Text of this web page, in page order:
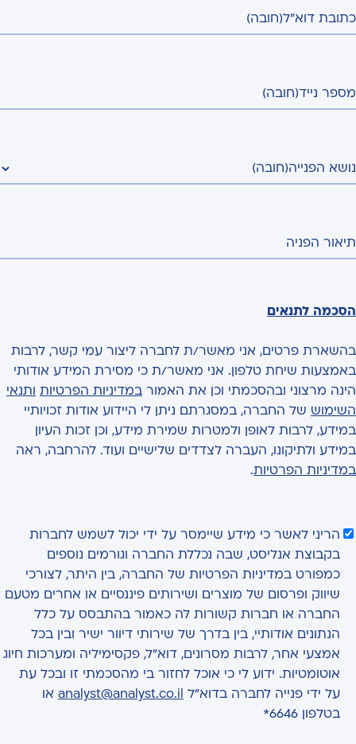
כתובת דוא"ל(חובה)
מספר נייד(חובה)
נושא הפנייה(חובה)
תיאור הפניה
הסכמה לתנאים
בהשארת פרטים, אני מאשר/ת לחברה ליצור עמי קשר, לרבות
באמצעות שיחת טלפון. אני מאשר/ת כי מסירת המידע אודותי
הינה מרצוני ובהסכמתי וכן את האמור במדיניות הפרטיות ותנאי
השימוש של החברה, במסגרתם ניתן לי היידוע אודות זכויותיי
במידע, לרבות לאופן ולמטרות שמירת מידע, וכן זכות העיון
במידע ולתיקונו, העברה לצדדים שלישיים ועוד. להרחבה, ראה
במדיניות הפרטיות.
הריני לאשר כי מידע שיימסר על ידי יכול לשמש לחברות
בקבוצת אנליסט, שבה נכללת החברה וגורמים נוספים
כמפורט במדיניות הפרטיות של החברה, בין היתר, לצורכי
שיווק ופרסום של מוצרים ושירותים פיננסיים או אחרים מטעם
החברה או חברות קשורות לה כאמור בהתבסס על כלל
הנתונים אודותיי, בין בדרך של שירותי דיוור ישיר ובין בכל
אמצעי אחר, לרבות מסרונים, דוא"ל, פקסימיליה ומערכות חיוג
אוטומטיות. ידוע לי כי אוכל לחזור בי מהסכמתי זו ובכל עת
על ידי פנייה לחברה בדוא"ל
analyst@analyst.co.il או
בטלפון 6646*